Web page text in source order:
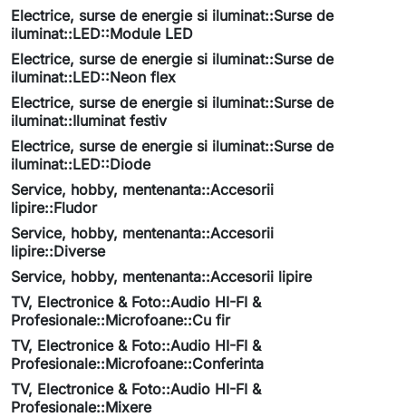
Electrice, surse de energie si iluminat::Surse de
iluminat::LED::Module LED
Electrice, surse de energie si iluminat::Surse de
iluminat::LED::Neon flex
Electrice, surse de energie si iluminat::Surse de
iluminat::Iluminat festiv
Electrice, surse de energie si iluminat::Surse de
iluminat::LED::Diode
Service, hobby, mentenanta::Accesorii
lipire::Fludor
Service, hobby, mentenanta::Accesorii
lipire::Diverse
Service, hobby, mentenanta::Accesorii lipire
TV, Electronice & Foto::Audio HI-FI &
Profesionale::Microfoane::Cu fir
TV, Electronice & Foto::Audio HI-FI &
Profesionale::Microfoane::Conferinta
TV, Electronice & Foto::Audio HI-FI &
Profesionale::Mixere